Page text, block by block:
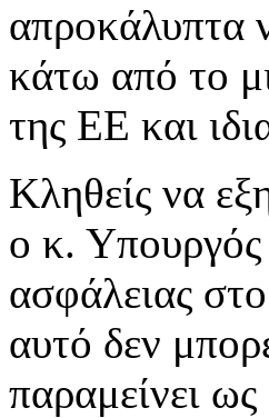
απροκάλυπτα
κάτω από το
της ΕΕ και
Κληθείς να
ο κ. Υπουργός
ασφάλειας
αυτό δεν
παραμείνει